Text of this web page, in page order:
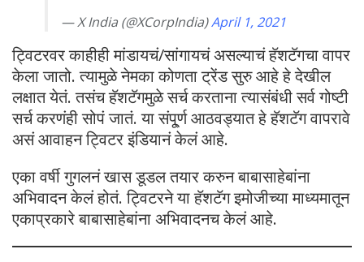
— X India (@XCorpIndia)April 1, 2021
ट्विटरवर काहीही मांडायचं/सांगायचं असल्याचं हॅशटॅगचा वापर
केला जातो. त्यामुळे नेमका कोणता ट्रेंड सुरु आहे हे देखील
लक्षात येतं. तसंच हॅशटॅगमुळे सर्च करताना त्यासंबंधी सर्व गोष्टी
सर्च करणंही सोपं जातं. या संपू्र्ण आठवड्यात हे हॅशटॅग वापरावे
असं आवाहन ट्विटर इंडियानं केलं आहे.
एका वर्षी गुगलनं खास डूडल तयार करुन बाबासाहेबांना
अभिवादन केलं होतं. ट्विटरने या हॅशटॅग इमोजीच्या माध्यमातून
एकाप्रकारे बाबासाहेबांना अभिवादनच केलं आहे.